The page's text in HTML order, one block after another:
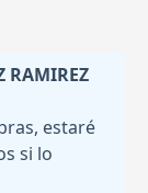
RAMIREZ
estaré
si lo